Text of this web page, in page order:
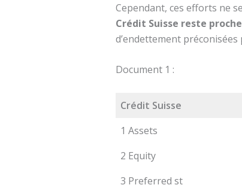
Cependant, ces efforts ne
Crédit Suisse reste
d’endettement préconisées
Document 1 :
Crédit Suisse
1 Assets
2 Equity
3 Preferred st